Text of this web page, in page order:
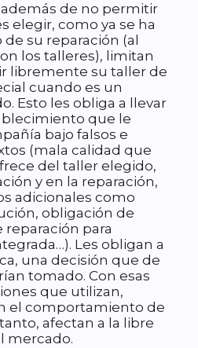
además de no permitir
elegir, como ya se ha
su reparación (al
los talleres), limitan
libremente su taller de
cuando es un
Esto les obliga a llevar
que le
bajo falsos e
(mala calidad que
del taller elegido,
y en la reparación,
adicionales como
obligación de
reparación para
Les obligan a
una decisión que de
tomado. Con esas
que utilizan,
el comportamiento de
afectan a la libre
mercado.